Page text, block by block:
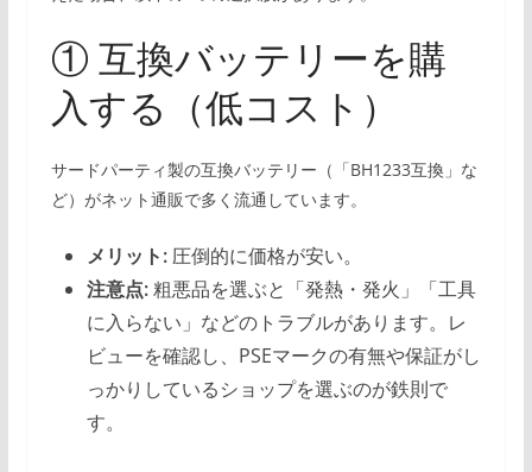
① 互換バッテリーを購
入する（低コスト）
サードパーティ製の互換バッテリー（「BH1233互換」な
ど）がネット通販で多く流通しています。
メリット:圧倒的に価格が安い。
注意点:粗悪品を選ぶと「発熱・発火」「工具
に入らない」などのトラブルがあります。レ
ビューを確認し、PSEマークの有無や保証がし
っかりしているショップを選ぶのが鉄則で
す。